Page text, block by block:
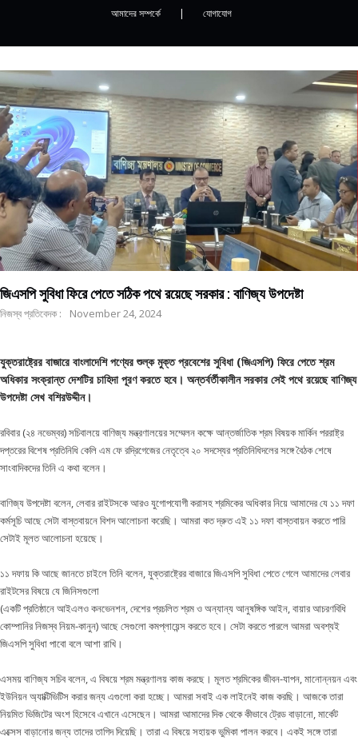
আমাদের সম্পর্কে | যোগাযোগ
জিএসপি সুবিধা ফিরে পেতে সঠিক পথে রয়েছে সরকার : বাণিজ্য উপদেষ্টা
নিজস্ব প্রতিবেদক : November 24, 2024
যুক্তরাষ্ট্রের বাজারে বাংলাদেশি পণ্যের শুল্ক মুক্ত প্রবেশের সুবিধা (জিএসপি) ফিরে পেতে শ্রম
অধিকার সংক্রান্ত দেশটির চাহিদা পূরণ করতে হবে। অন্তর্বর্তীকালীন সরকার সেই পথে রয়েছে বাণিজ্য
উপদেষ্টা সেখ বশিরউদ্দীন।
রবিবার (২৪ নভেম্বর) সচিবালয়ে বাণিজ্য মন্ত্রণালয়ের সম্মেলন কক্ষে আন্তর্জাতিক শ্রম বিষয়ক মার্কিন পররাষ্ট্র
দপ্তরের বিশেষ প্রতিনিধি কেলি এম ফে রদ্রিগেজের নেতৃত্বে ২০ সদস্যের প্রতিনিধিদলের সঙ্গে বৈঠক শেষে
সাংবাদিকদের তিনি এ কথা বলেন।
বাণিজ্য উপদেষ্টা বলেন, লেবার রাইটসকে আরও যুগোপযোগী করাসহ শ্রমিকের অধিকার নিয়ে আমাদের যে ১১ দফা
কর্মসূচি আছে সেটা বাস্তবায়নে বিশদ আলোচনা করেছি। আমরা কত দ্রুত এই ১১ দফা বাস্তবায়ন করতে পারি
সেটাই মূলত আলোচনা হয়েছে।
১১ দফায় কি আছে জানতে চাইলে তিনি বলেন, যুক্তরাষ্ট্রের বাজারে জিএসপি সুবিধা পেতে গেলে আমাদের লেবার
রাইটসের বিষয়ে যে জিনিসগুলো
(একটি প্রতিষ্ঠানে আইএলও কনভেনশন, দেশের প্রচলিত শ্রম ও অন্যান্য আনুষঙ্গিক আইন, বায়ার আচরণবিধি
কোম্পানির নিজস্ব নিয়ম-কানুন) আছে সেগুলো কমপ্লায়েন্স করতে হবে। সেটা করতে পারলে আমরা অবশ্যই
জিএসপি সুবিধা পাবো বলে আশা রাখি।
এসময় বাণিজ্য সচিব বলেন, এ বিষয়ে শ্রম মন্ত্রণালয় কাজ করছে। মূলত শ্রমিকের জীবন-যাপন, মানোন্নয়ন এবং
ইউনিয়ন অ্যাক্টিভিটিস করার জন্য এগুলো করা হচ্ছে। আমরা সবাই এক লাইনেই কাজ করছি। আজকে তারা
নিয়মিত ভিজিটের অংশ হিসেবে এখানে এসেছেন। আমরা আমাদের দিক থেকে কীভাবে ট্রেড বাড়ানো, মার্কেট
এক্সেস বাড়ানোর জন্য তাদের তাগিদ দিয়েছি। তারা এ বিষয়ে সহায়ক ভুমিকা পালন করবে। একই সঙ্গে তারা